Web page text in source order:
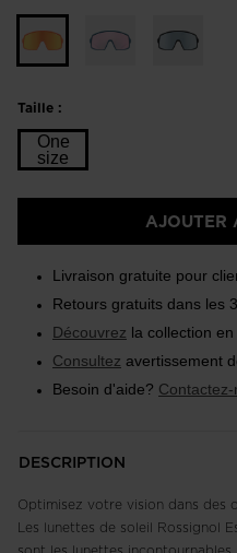
Taille :
One
size
AJOUTER
Livraison gratuite pour
Retours gratuits dans les
Découvrez la collection
Consultez avertissement
Besoin d'aide? Contactez-
DESCRIPTION
Optimisez votre vision dans des
Les lunettes de soleil Rossignol